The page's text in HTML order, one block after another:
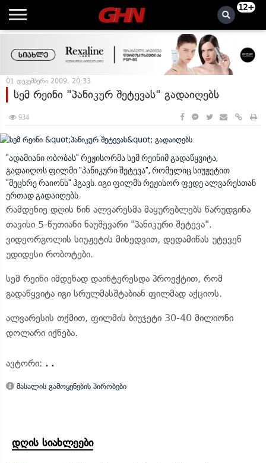
12+
01 დეკემბერი 2009, 20:33
სემ რეინი "პანიკურ შეტევას" გადაიღებს
934
"ადამიანი ობობას" რეჟისორმა სემ რეინიმ გადაწყვიტა,
გადაიღოს ფილმი "პანიკური შეტევა", რომელიც სიუჟეტით
"მეცხრე რაიონს" ჰგავს. იგი ფილმს რეჟისორ ფედე ალვარესთან
ერთად გადაიღებს.
რამდენიე დღის წინ ალვარესმა მაყურებლებს წარუდგინა
თავისი 5-წუთიანი ნაუშევარი "პანიკური შეტევა".
ვიდეორგოლის სიუჟეტის მიხედვით, დედამიწას უტევენ
უდიდესი რობოტები.
სემ რეინი იმდენად დაინტერესდა პროექტით, რომ
გადაწყვიტა იგი სრულმასშტაბიან ფილმად აქციოს.
ალვარესის თქმით, ფილმის ბიუჯეტი 30-40 მილიონი
დოლარი იქნება.
ავტორი: . .
მასალის გამოყენების პირობები
დღის სიახლეები